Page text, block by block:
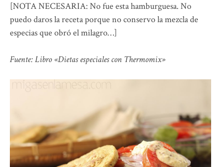
[NOTA NECESARIA: No fue esta hamburguesa. No
puedo daros la receta porque no conservo la mezcla de
especias que obró el milagro…]
Fuente: Libro «Dietas especiales con Thermomix»